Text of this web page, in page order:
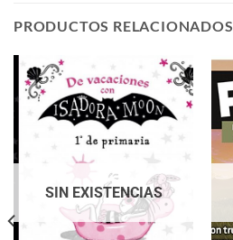
PRODUCTOS RELACIONADOS
SIN EXISTENCIAS